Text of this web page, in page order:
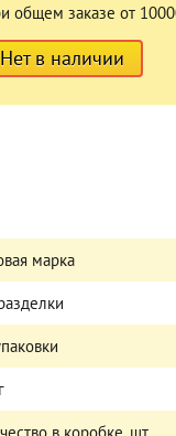
общем заказе от
Нет в наличии
марка